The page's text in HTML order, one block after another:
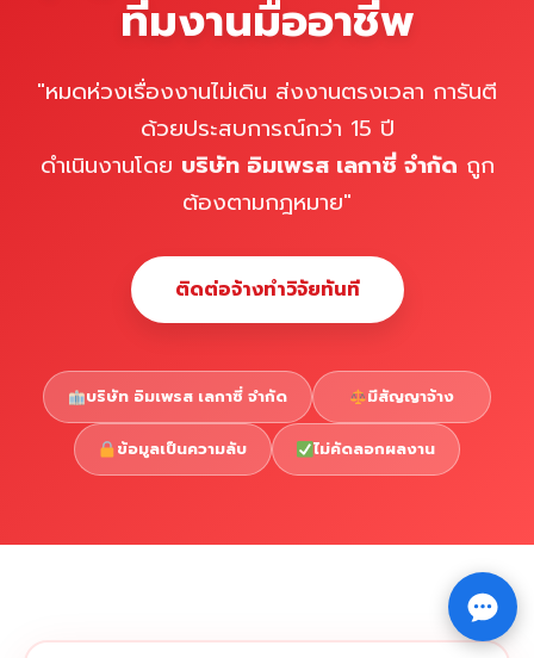
Copyright © 2026 รับทำวิจัย รับทำวิทยานิพนธ์ รับทำ⇧
ทีมงานมืออาชีพ
"หมดห่วงเรื่องงานไม่เดิน ส่งงานตรงเวลา การันตี
ด้วยประสบการณ์กว่า 15 ปี
ดำเนินงานโดย บริษัท อิมเพรส เลกาซี่ จำกัด ถูก
ต้องตามกฎหมาย"
ติดต่อจ้างทำวิจัยทันที
บริษัท อิมเพรส เลกาซี่ จำกัด มีสัญญาจ้าง
ข้อมูลเป็นความลับ ไม่คัดลอกผลงาน